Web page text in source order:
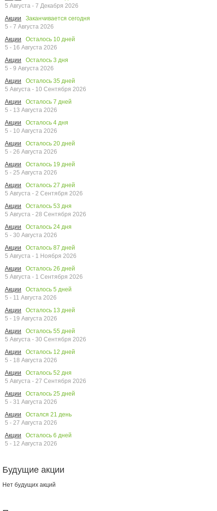
5 Августа - 7 Декабря 2026
Акции
Заканчивается сегодня
5 - 7 Августа 2026
Акции
Осталось 10 дней
5 - 16 Августа 2026
Акции
Осталось 3 дня
5 - 9 Августа 2026
Акции
Осталось 35 дней
5 Августа - 10 Сентября 2026
Акции
Осталось 7 дней
5 - 13 Августа 2026
Акции
Осталось 4 дня
5 - 10 Августа 2026
Акции
Осталось 20 дней
5 - 26 Августа 2026
Акции
Осталось 19 дней
5 - 25 Августа 2026
Акции
Осталось 27 дней
5 Августа - 2 Сентября 2026
Акции
Осталось 53 дня
5 Августа - 28 Сентября 2026
Акции
Осталось 24 дня
5 - 30 Августа 2026
Акции
Осталось 87 дней
5 Августа - 1 Ноября 2026
Акции
Осталось 26 дней
5 Августа - 1 Сентября 2026
Акции
Осталось 5 дней
5 - 11 Августа 2026
Акции
Осталось 13 дней
5 - 19 Августа 2026
Акции
Осталось 55 дней
5 Августа - 30 Сентября 2026
Акции
Осталось 12 дней
5 - 18 Августа 2026
Акции
Осталось 52 дня
5 Августа - 27 Сентября 2026
Акции
Осталось 25 дней
5 - 31 Августа 2026
Акции
Остался 21 день
5 - 27 Августа 2026
Акции
Осталось 6 дней
5 - 12 Августа 2026
Будущие акции
Нет будущих акций